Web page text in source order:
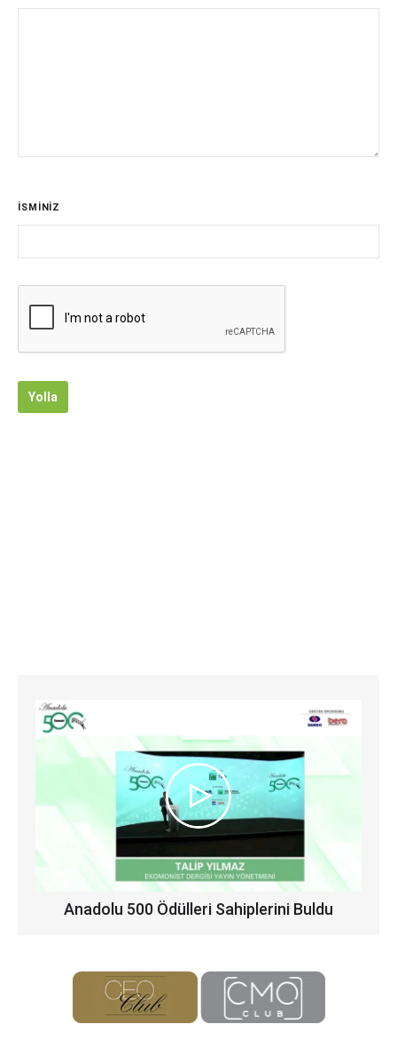
İSMİNİZ
Yolla
Anadolu 500 Ödülleri Sahiplerini Buldu